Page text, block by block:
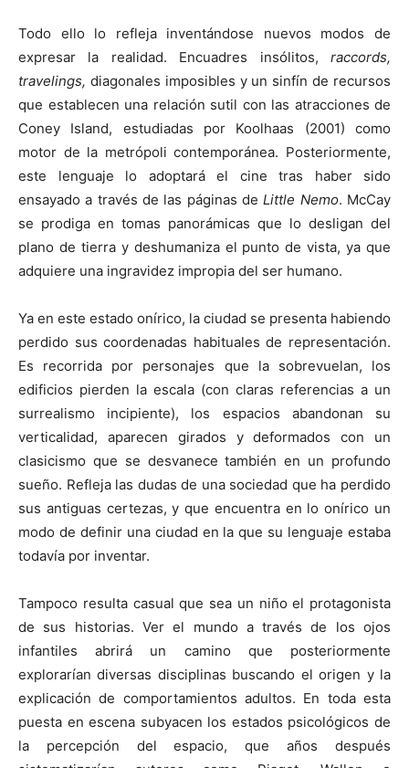
Todo ello lo refleja inventándose nuevos modos de
expresar la realidad. Encuadres insólitos, raccords,
travelings, diagonales imposibles y un sinfín de recursos
que establecen una relación sutil con las atracciones de
Coney Island, estudiadas por Koolhaas (2001) como
motor de la metrópoli contemporánea. Posteriormente,
este lenguaje lo adoptará el cine tras haber sido
ensayado a través de las páginas deLittle Nemo. McCay
se prodiga en tomas panorámicas que lo desligan del
plano de tierra y deshumaniza el punto de vista, ya que
adquiere una ingravidez impropia del ser humano.
Ya en este estado onírico, la ciudad se presenta habiendo
perdido sus coordenadas habituales de representación.
Es recorrida por personajes que la sobrevuelan, los
edificios pierden la escala (con claras referencias a un
surrealismo incipiente), los espacios abandonan su
verticalidad, aparecen girados y deformados con un
clasicismo que se desvanece también en un profundo
sueño. Refleja las dudas de una sociedad que ha perdido
sus antiguas certezas, y que encuentra en lo onírico un
modo de definir una ciudad en la que su lenguaje estaba
todavía por inventar.
Tampoco resulta casual que sea un niño el protagonista
de sus historias. Ver el mundo a través de los ojos
infantiles abrirá un camino que posteriormente
explorarían diversas disciplinas buscando el origen y la
explicación de comportamientos adultos. En toda esta
puesta en escena subyacen los estados psicológicos de
la percepción del espacio, que años después